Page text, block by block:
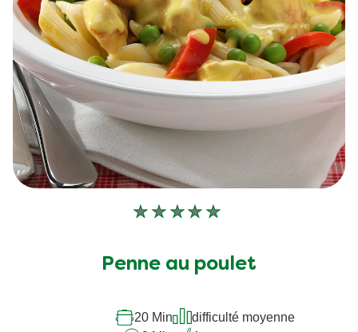
Aucune
pour
Penne au poulet
20 Min
difficulté moyenne